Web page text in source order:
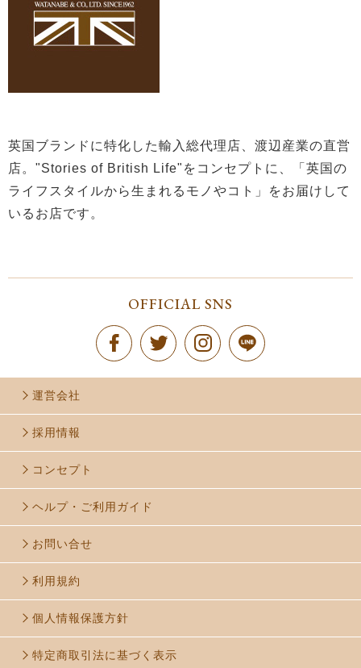
英国ブランドに特化した輸入総代理店、渡辺産業の直営
店。"Stories of British Life"をコンセプトに、「英国の
ライフスタイルから生まれるモノやコト」をお届けして
いるお店です。
OFFICIAL SNS
運営会社
採用情報
コンセプト
ヘルプ・ご利用ガイド
お問い合せ
利用規約
個人情報保護方針
特定商取引法に基づく表示